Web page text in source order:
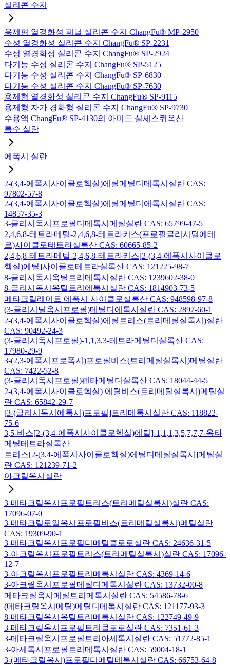
실리콘 수지
용제형 열경화성 페닐 실리콘 수지 ChangFu® MP-2950
수성 열경화성 실리콘 수지 ChangFu® SP-2231
수성 열경화성 실리콘 수지 ChangFu® SP-2924
다기능 수성 실리콘 수지 ChangFu® SP-5125
다기능 수성 실리콘 수지 ChangFu® SP-6830
다기능 수성 실리콘 수지 ChangFu® SP-7630
용제형 열경화성 실리콘 수지 ChangFu® SP-9115
용제형 자가 경화형 실리콘 수지 ChangFu® SP-9730
수용액 ChangFu® SP-4130의 아미드 실세스퀴옥산
특수 실란
에폭시 실란
2-(3,4-에폭시사이클로헥실)에틸메틸디메톡시실란 CAS:
97802-57-8
2-(3,4-에폭시사이클로헥실)에틸메틸디에톡시실란 CAS:
14857-35-3
3-글리시독시프로필디메톡시메틸실란 CAS: 65799-47-5
2,4,6,8-테트라메틸-2,4,6,8-테트라키스(프로필글리시딜에테
르)사이클로테트라실록산 CAS: 60665-85-2
2,4,6,8-테트라메틸-2,4,6,8-테트라키스[2-(3,4-에폭시사이클로
헥실)에틸]사이클로테트라실록산 CAS: 121225-98-7
8-글리시독시옥틸트리메톡시실란 CAS: 1239602-38-0
8-글리시독시옥틸트리에톡시실란 CAS: 1814903-73-5
메타크릴레이트 에폭시 사이클로실록산 CAS: 948598-97-8
(3-글리시딜옥시프로필)메틸디에톡시실란 CAS: 2897-60-1
2-(3,4-에폭시사이클로헥실)에틸트리스(트리메틸실록시)실란
CAS: 90492-24-3
(3-글리시독시프로필)-1,1,3,3-테트라메틸디실록산 CAS:
17980-29-9
3-(2,3-에폭시프로폭시)프로필비스(트리메틸실록시)메틸실란
CAS: 7422-52-8
(3-글리시독시프로필)펜타메틸디실록산 CAS: 18044-44-5
2-(3,4-에폭시사이클로헥실) 에틸비스(트리메틸실록시)메틸실
란 CAS: 65842-29-7
[3-(글리시독시에톡시)프로필]트리메톡시실란 CAS: 118822-
75-6
3,5-비스[2-(3,4-에폭시사이클로헥실)에틸]-1,1,1,3,5,7,7,7-옥타
메틸테트라실록산
트리스[2-(3,4-에폭시사이클로헥실)에틸디메틸실록시]메틸실
란 CAS: 121239-71-2
아크릴옥시실란
3-메타크릴옥시프로필트리스(트리메틸실록시)실란 CAS:
17096-07-0
3-메타크릴로일옥시프로필비스(트리메틸실록시)메틸실란
CAS: 19309-90-1
3-메타크릴옥시프로필디메틸클로로실란 CAS: 24636-31-5
3-아크릴옥시프로필트리스(트리메틸실록시)실란 CAS: 17096-
12-7
3-아크릴옥시프로필트리메톡시실란 CAS: 4369-14-6
3-아크릴옥시프로필메틸디메톡시실란 CAS: 13732-00-8
메타크릴옥시메틸트리메톡시실란 CAS: 54586-78-6
(메타크릴옥시메틸)메틸디메톡시실란 CAS: 121177-93-3
8-메타크릴옥시옥틸트리메톡시실란 CAS: 122749-49-9
3-메타크릴옥시프로필트리클로로실란 CAS: 7351-61-3
3-메타크릴옥시프로필트리아세톡시실란 CAS: 51772-85-1
3-아세톡시프로필트리메톡시실란 CAS: 59004-18-1
3-(메타크릴옥시)프로필디메틸메톡시실란 CAS: 66753-64-8